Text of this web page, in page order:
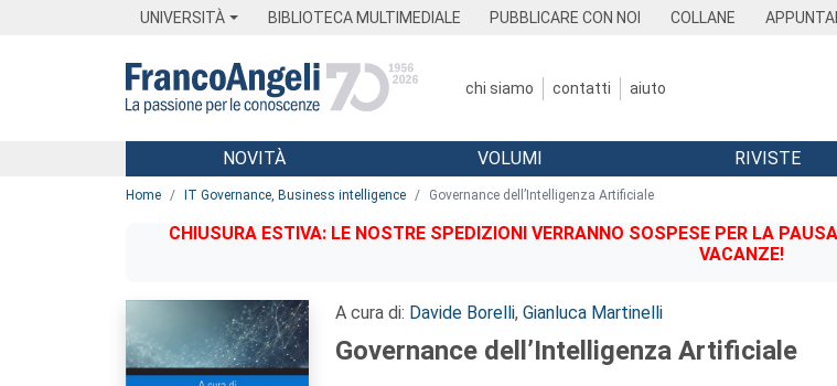
UNIVERSITÀ BIBLIOTECA MULTIMEDIALE PUBBLICARE CON NOI COLLANE
chi siamo contatti aiuto
Menu
NOVITÀ VOLUMI RIVISTE
Home IT Governance, Business intelligence Governance dell’Intelligenza Artificiale
CHIUSURA ESTIVA: LE NOSTRE SPEDIZIONI VERRANNO SOSPESE PER LA
VACANZE!
A cura di: Davide Borelli, Gianluca Martinelli
Governance dell’Intelligenza Artificiale